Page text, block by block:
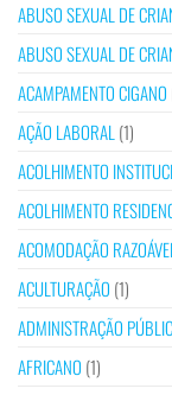
ABUSO SEXUAL DE
ABUSO SEXUAL DE
ACAMPAMENTO CIGANO
AÇÃO LABORAL(1)
ACOLHIMENTO
ACOLHIMENTO
ACOMODAÇÃO
ACULTURAÇÃO (1)
ADMINISTRAÇÃO
AFRICANO (1)